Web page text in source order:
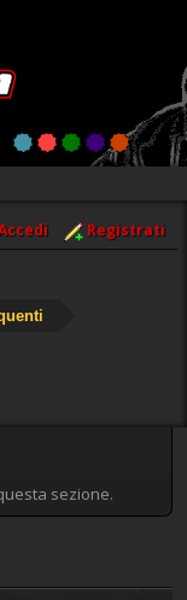
Registrati
sezione.